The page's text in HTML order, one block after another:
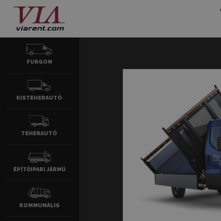
FURGON
KISTEHERAUTÓ
TEHERAUTÓ
ÉPÍTŐIPARI JÁRMŰ
KOMMUNÁLIS